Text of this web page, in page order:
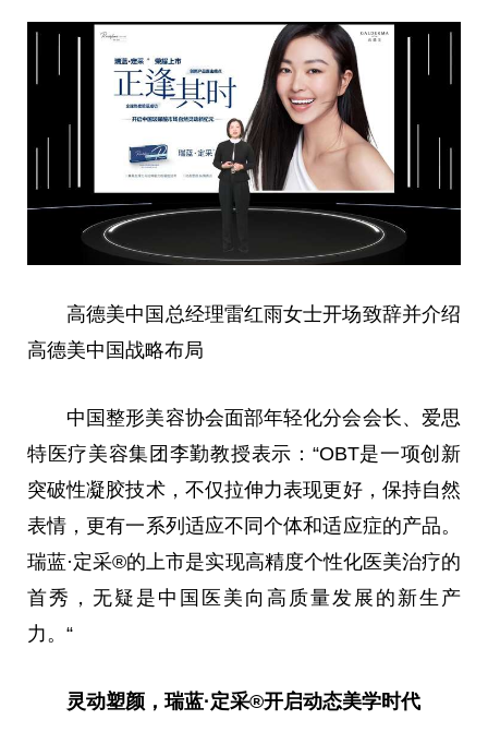
高德美中国 总经理雷红雨女士开场致辞并介绍
高德美中国战略布局
中国整形美容协会面部年轻化分会会长、爱思
特医疗美容集团李勤教授表示：“OBT是一项创新
突破性凝胶技术，不仅拉伸力表现更好，保持自然
表情，更有一系列适应不同个体和适应症的产品。
瑞蓝·定采®的上市是实现高精度个性化医美治疗的
首秀，无疑是 中国 医美向高质量发展的新生产
力。“
灵动塑颜，瑞蓝·定采®开启动态美学时代